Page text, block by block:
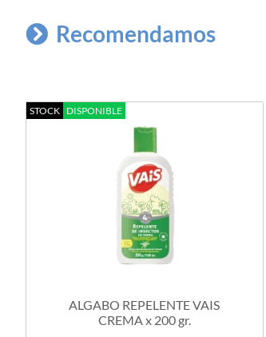
Recomendamos
STOCK DISPONIBLE
ALGABO REPELENTE VAIS
CREMA x 200 gr.